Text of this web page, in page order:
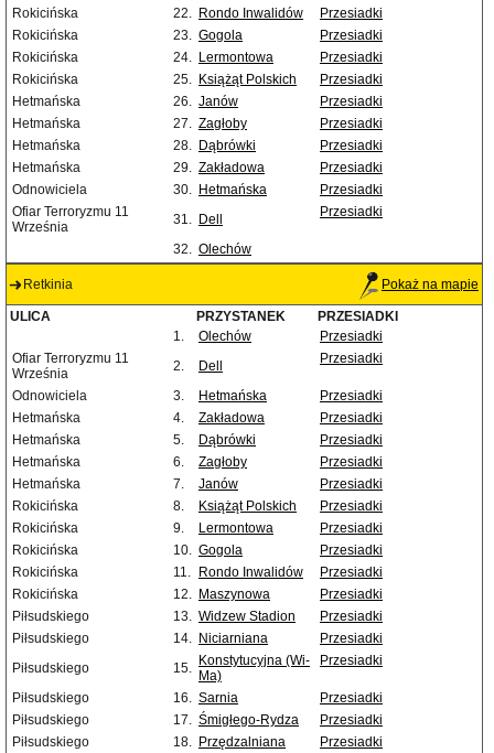
Rokicińska
22. Rondo Inwalidów
Przesiadki
Rokicińska
23. Gogola
Przesiadki
Rokicińska
24. Lermontowa
Przesiadki
Rokicińska
25. Książąt Polskich
Przesiadki
Hetmańska
26. Janów
Przesiadki
Hetmańska
27. Zagłoby
Przesiadki
Hetmańska
28. Dąbrówki
Przesiadki
Hetmańska
29. Zakładowa
Przesiadki
Odnowiciela
30. Hetmańska
Przesiadki
Ofiar Terroryzmu 11
Września
31. Dell Przesiadki
32. Olechów
Retkinia Pokaż na mapie
ULICA PRZYSTANEK
PRZESIADKI
1.
Olechów
Przesiadki
Ofiar Terroryzmu 11
Września
2. Dell Przesiadki
Odnowiciela 3. Hetmańska
Przesiadki
Hetmańska
4. Zakładowa
Przesiadki
Hetmańska
5. Dąbrówki
Przesiadki
Hetmańska
6. Zagłoby
Przesiadki
Hetmańska
7. Janów
Przesiadki
Rokicińska
8. Książąt Polskich
Przesiadki
Rokicińska
9. Lermontowa
Przesiadki
Rokicińska
10. Gogola
Przesiadki
Rokicińska
11. Rondo Inwalidów
Przesiadki
Rokicińska
12. Maszynowa
Przesiadki
Piłsudskiego
13. Widzew Stadion
Przesiadki
Piłsudskiego
14. Niciarniana
Przesiadki
Piłsudskiego
15. Konstytucyjna (Wi-
Ma)
Przesiadki
Piłsudskiego 16. Sarnia
Przesiadki
Piłsudskiego
17. Śmigłego-Rydza
Przesiadki
Piłsudskiego
18. Przędzalniana Przesiadki